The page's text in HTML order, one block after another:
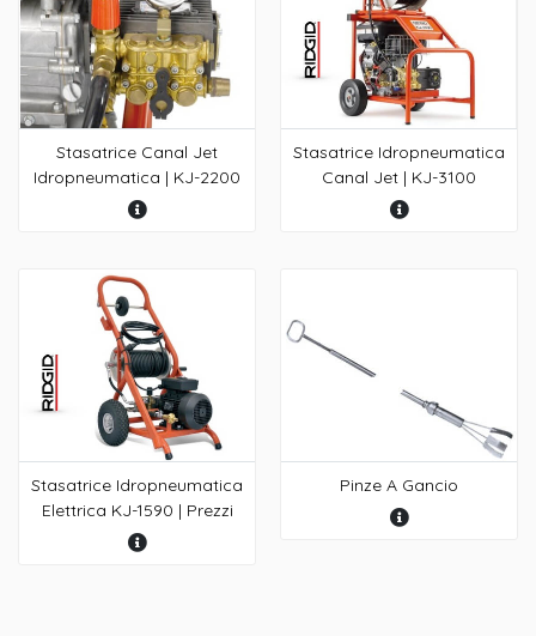
Stasatrice Canal Jet
Idropneumatica | KJ-2200
Stasatrice Idropneumatica
Canal Jet | KJ-3100
Stasatrice Idropneumatica
Elettrica KJ-1590 | Prezzi
Pinze A Gancio